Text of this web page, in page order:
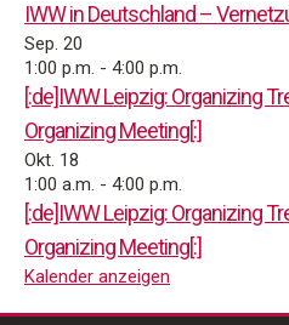
IWW in Deutschland –
Sep. 20
1:00 p.m. - 4:00 p.m.
[:de]IWW Leipzig: Organizing
Organizing Meeting[:]
Okt. 18
1:00 a.m. - 4:00 p.m.
[:de]IWW Leipzig: Organizing
Organizing Meeting[:]
Kalender anzeigen